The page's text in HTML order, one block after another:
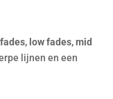
low fades, mid
lijnen en een